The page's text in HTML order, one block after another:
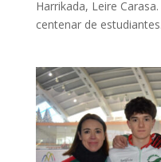
Harrikada, Leire
centenar de